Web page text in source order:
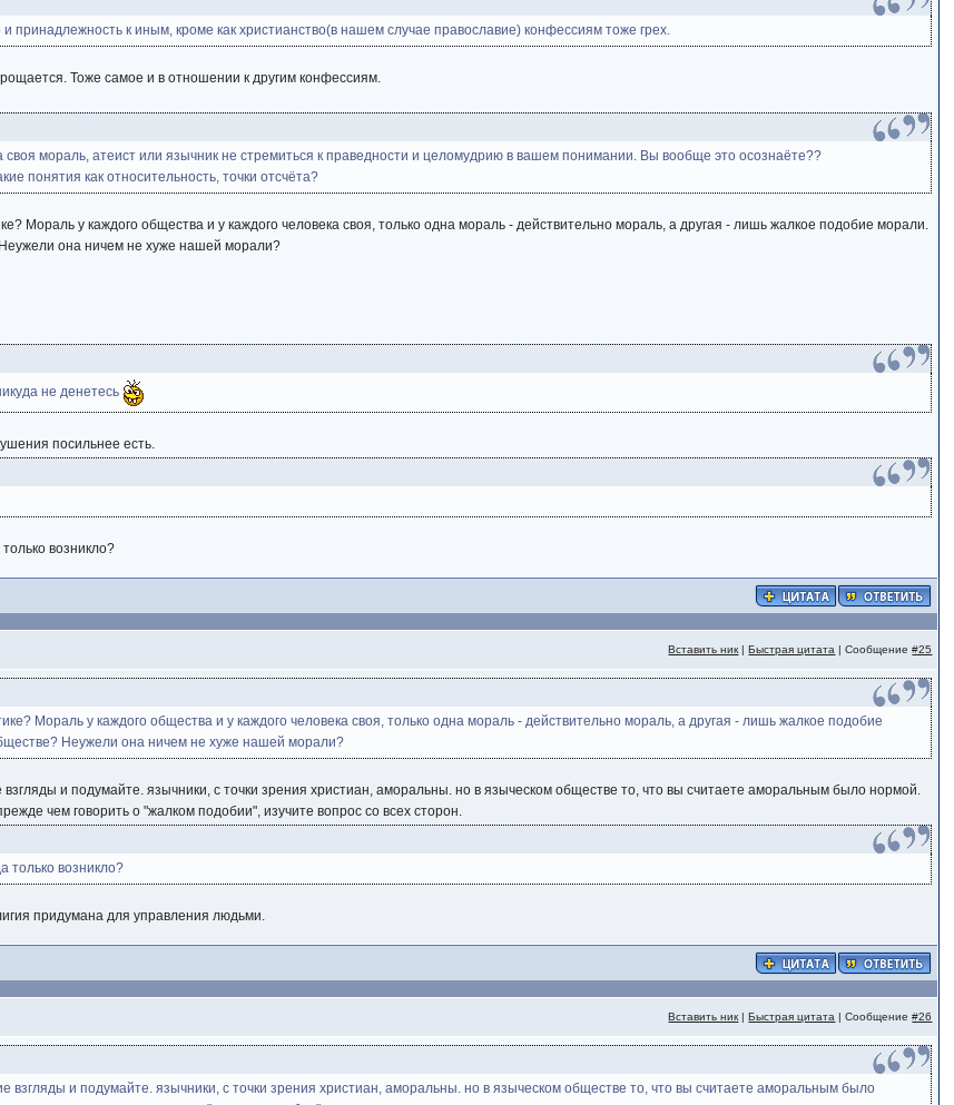
и принадлежность к иным, кроме как христианство(в нашем случае православие) конфессиям тоже грех.
Тоже самое и в отношении к другим конфессиям.
своя мораль, атеист или язычник не стремиться к праведности и целомудрию в вашем понимании. Вы вообще это осознаёте??
понятия как относительность, точки отсчёта?
Мораль у каждого общества и у каждого человека своя, только одна мораль - действительно мораль, а другая - лишь жалкое подобие морали.
она ничем не хуже нашей морали?
не денетесь
посильнее есть.
возникло?
Вставить ник |Быстрая цитата | Сообщение#25
Мораль у каждого общества и у каждого человека своя, только одна мораль - действительно мораль, а другая - лишь жалкое подобие
Неужели она ничем не хуже нашей морали?
взгляды и подумайте. язычники, с точки зрения христиан, аморальны. но в языческом обществе то, что вы считаете аморальным было нормой.
чем говорить о "жалком подобии", изучите вопрос со всех сторон.
только возникло?
придумана для управления людьми.
Вставить ник |Быстрая цитата | Сообщение#26
взгляды и подумайте. язычники, с точки зрения христиан, аморальны. но в языческом обществе то, что вы считаете аморальным было